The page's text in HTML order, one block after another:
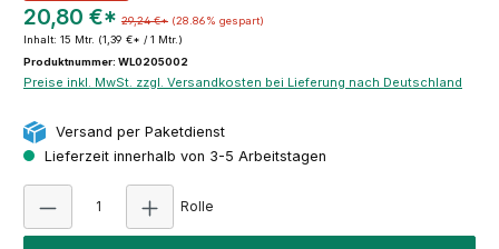
20,80 €* 29,24 €* (28.86% gespart)
Inhalt: 15 Mtr. (1,39 €* / 1 Mtr.)
Produktnummer: WL0205002
Preise inkl. MwSt. zzgl. Versandkosten bei Lieferung nach Deutschland
Versand per Paketdienst
Lieferzeit innerhalb von 3-5 Arbeitstagen
Rolle